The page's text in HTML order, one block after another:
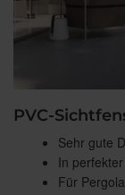
PVC-
Sehr gute
In
Für